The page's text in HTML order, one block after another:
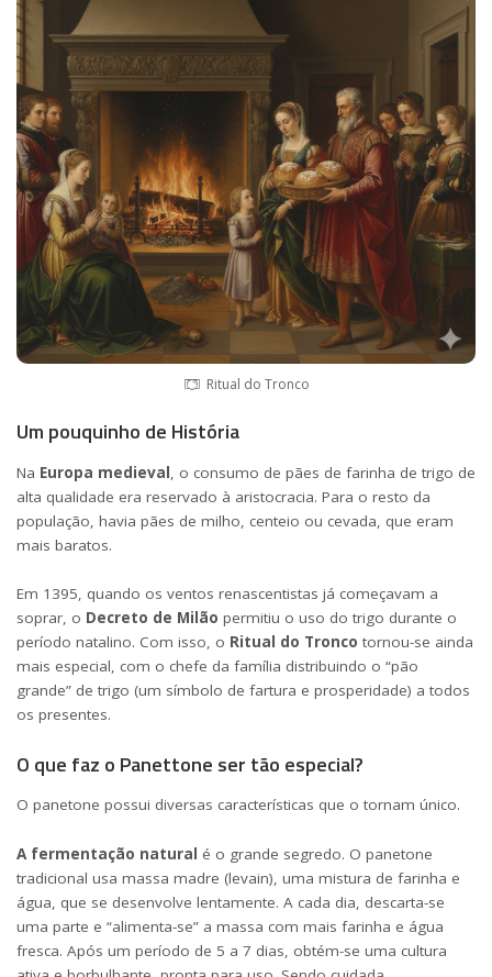
Ritual do Tronco
Um pouquinho de História
Na Europa medieval, o consumo de pães de farinha de trigo de
alta qualidade era reservado à aristocracia. Para o resto da
população, havia pães de milho, centeio ou cevada, que eram
mais baratos.
Em 1395, quando os ventos renascentistas já começavam a
soprar, o Decreto de Milão permitiu o uso do trigo durante o
período natalino. Com isso, o Ritual do Tronco tornou-se ainda
mais especial, com o chefe da família distribuindo o “pão
grande” de trigo (um símbolo de fartura e prosperidade) a todos
os presentes.
O que faz o Panettone ser tão especial?
O panetone possui diversas características que o tornam único.
A fermentação natural é o grande segredo. O panetone
tradicional usa massa madre (levain), uma mistura de farinha e
água, que se desenvolve lentamente. A cada dia, descarta-se
uma parte e “alimenta-se” a massa com mais farinha e água
fresca. Após um período de 5 a 7 dias, obtém-se uma cultura